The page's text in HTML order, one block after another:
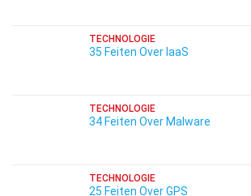
TECHNOLOGIE
35 Feiten Over IaaS
TECHNOLOGIE
34 Feiten Over Malware
TECHNOLOGIE
25 Feiten Over GPS